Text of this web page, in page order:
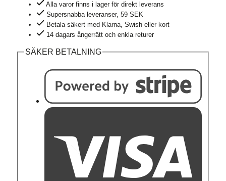
Alla varor finns i lager för direkt leverans
Supersnabba leveranser, 59 SEK
Betala säkert med Klarna, Swish eller kort
14 dagars ångerrätt och enkla returer
SÄKER BETALNING